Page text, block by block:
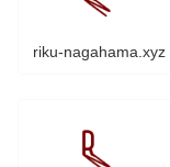
riku-nagahama.xyz